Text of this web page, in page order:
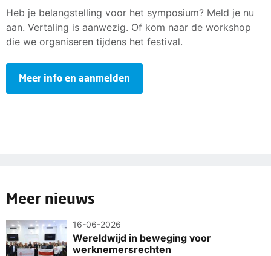
Heb je belangstelling voor het symposium? Meld je nu
aan. Vertaling is aanwezig. Of kom naar de workshop
die we organiseren tijdens het festival.
Meer info en aanmelden
Meer nieuws
16-06-2026
Wereldwijd in beweging voor
werknemersrechten